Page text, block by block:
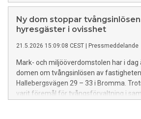
hyror prövade – 40 i fastighetsbolaget
34 i Titanias. Det innebär att
över 100 krav på hyressänkning
Ny dom stoppar
hyresgäster i ovisshet
21.5.2026 15:09:08 CEST | Pressmeddelande
Mark- och miljööverdomstolen har i dag
domen om tvångsinlösen av
Hallebergsvägen 29 – 33 i Bromma.
varit föremål för tvångsförvaltning i